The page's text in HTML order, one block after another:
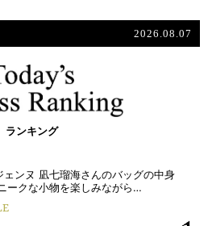
2026.08.07
ランキング
ェンヌ 凪七瑠海さんのバッグの中身
ークな小物を楽しみながら…